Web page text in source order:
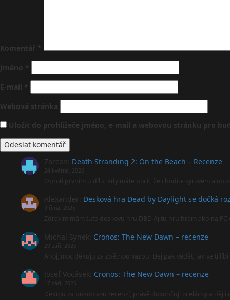
Komentář *
Jméno *
E-mail *
Webová stránka
Uložit do prohlížeče jméno, e-mail a webovou stránku pro
Zarcon Death Stranding 2: On the Beach – Recenze
24 května, 2026
Oproti prvním u dílu, kdy máte pocit, že chodíte syrovém a
Alexander Desková hra Dead by Daylight se dočká
9 října, 2025
Zdravím mám tuto deskovu hru DBD Aj tu hru hrám ako na PC
Michal Synek Cronos: The New Dawn – recenze
29 září, 2025
Ahoj, moc děkuju za zpětnou vazbu. Dej pak vědět, jak se ti líbil
Josef Vocásek Cronos: The New Dawn – recenze
17 září, 2025
Děkuju za působivou recenzí, právě dokončuji ocelárny a děj